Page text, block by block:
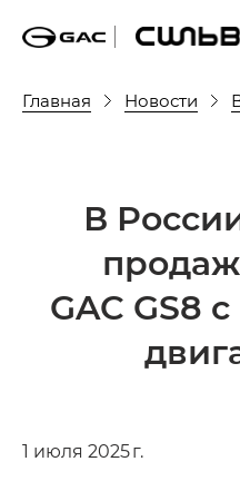
Главная Новости
В
GAC GS8
1 июля 2025 г.